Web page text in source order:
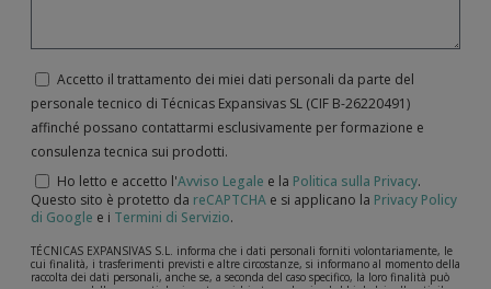
Accetto il trattamento dei miei dati personali da parte del
personale tecnico di Técnicas Expansivas SL (CIF B-­26220491)
affinché possano contattarmi esclusivamente per formazione e
consulenza tecnica sui prodotti.
Ho letto e accetto l'Avviso Legale e la Politica sulla Privacy.
Questo sito è protetto da reCAPTCHA e si applicano la Privacy Policy
di Google e i Termini di Servizio.
TÉCNICAS EXPANSIVAS S.L. informa che i dati personali forniti volontariamente, le
cui finalità, i trasferimenti previsti e altre circostanze, si informano al momento della
raccolta dei dati personali, anche se, a seconda del caso specifico, la loro finalità può